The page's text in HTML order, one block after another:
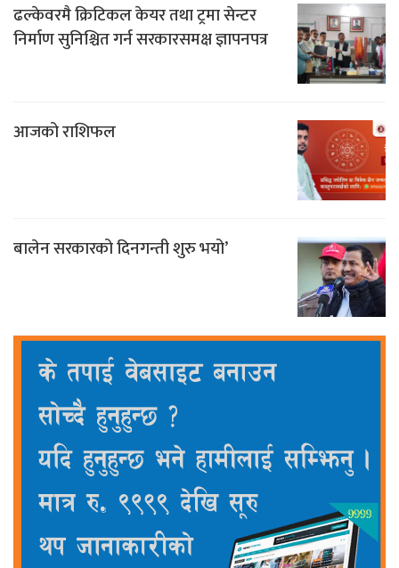
ढल्केवरमै क्रिटिकल केयर तथा ट्रमा सेन्टर
निर्माण सुनिश्चित गर्न सरकारसमक्ष ज्ञापनपत्र
आजको राशिफल
बालेन सरकारको दिनगन्ती शुरु भयो’